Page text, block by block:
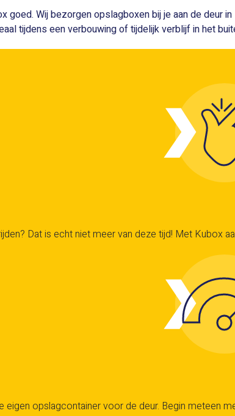
goed. Wij bezorgen opslagboxen bij je aan de
tijdens een verbouwing of tijdelijk verblijf in het
Dat is echt niet meer van deze tijd! Met Kubox
eigen opslagcontainer voor de deur. Begin meteen